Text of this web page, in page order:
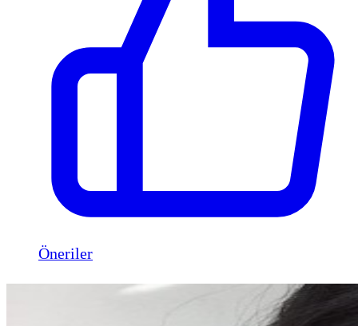
Öneriler